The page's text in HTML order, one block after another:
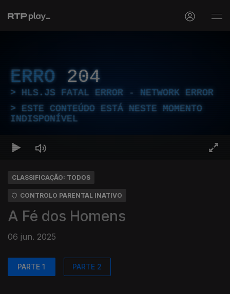
ERRO 204
HLS.JS FATAL ERROR - NETWORK ERROR
ESTE CONTEÚDO ESTÁ NESTE MOMENTO
INDISPONÍVEL
CLASSIFICAÇÃO: TODOS
CONTROLO PARENTAL INATIVO
A Fé dos Homens
06 jun. 2025
PARTE 1 PARTE 2